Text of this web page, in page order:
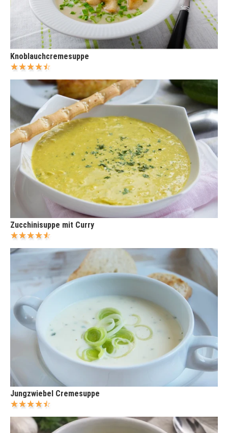
Knoblauchcremesuppe
Zucchinisuppe mit Curry
Jungzwiebel Cremesuppe